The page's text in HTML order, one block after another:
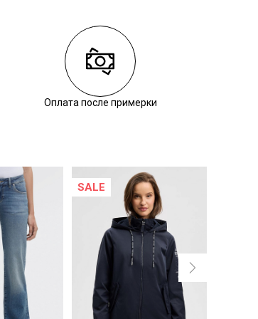
Оплата после примерки
SALE